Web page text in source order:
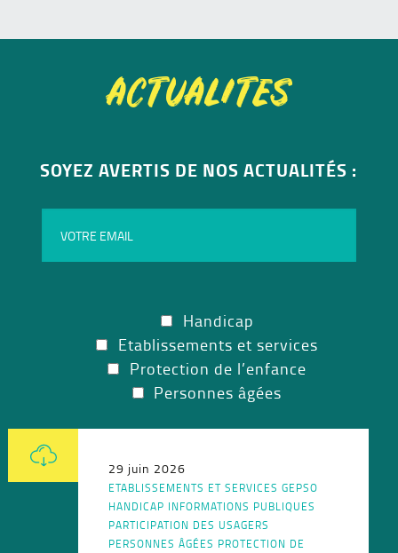
ACTUALITES
SOYEZ AVERTIS DE NOS ACTUALITÉS :
Handicap
Etablissements et services
Protection de l’enfance
Personnes âgées
29 juin 2026
ETABLISSEMENTS ET SERVICES GEPSO
HANDICAP INFORMATIONS PUBLIQUES
PARTICIPATION DES USAGERS
PERSONNES ÂGÉES PROTECTION DE